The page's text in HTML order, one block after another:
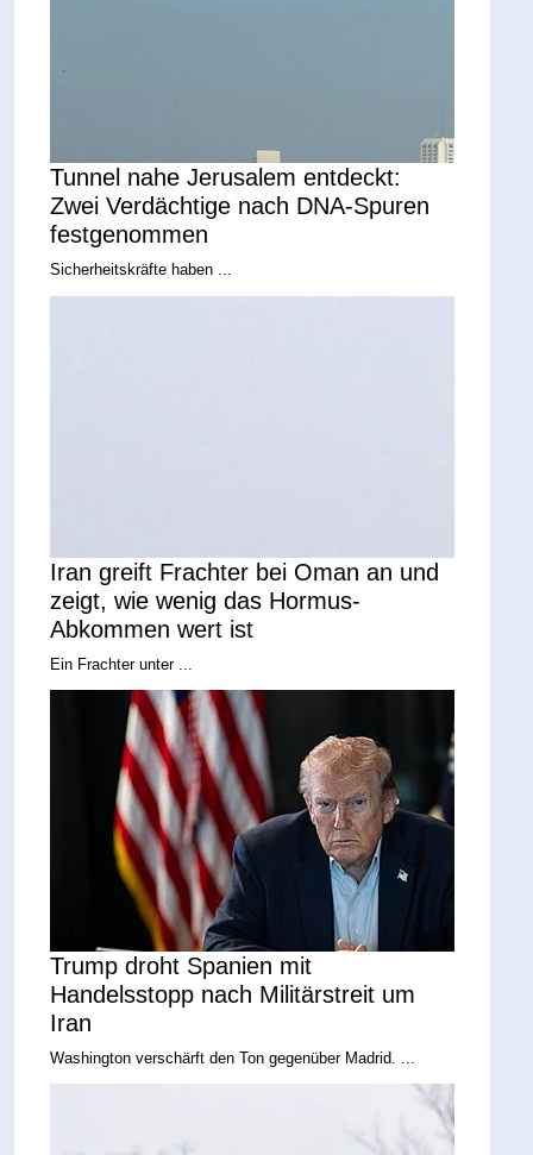
Tunnel nahe Jerusalem entdeckt:
Zwei Verdächtige nach DNA-Spuren
festgenommen
Sicherheitskräfte haben ...
Iran greift Frachter bei Oman an und
zeigt, wie wenig das Hormus-
Abkommen wert ist
Ein Frachter unter ...
Trump droht Spanien mit
Handelsstopp nach Militärstreit um
Iran
Washington verschärft den Ton gegenüber Madrid. ...